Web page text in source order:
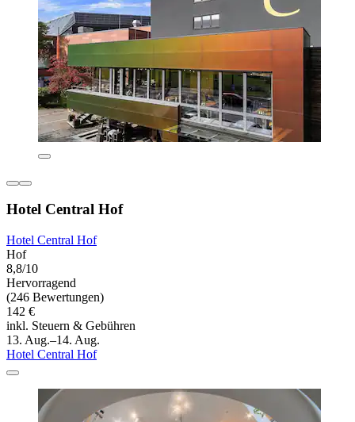
Hotel Central Hof
Hotel Central Hof
Hof
8,8/10
Hervorragend
(246 Bewertungen)
142 €
inkl. Steuern & Gebühren
13. Aug.–14. Aug.
Hotel Central Hof